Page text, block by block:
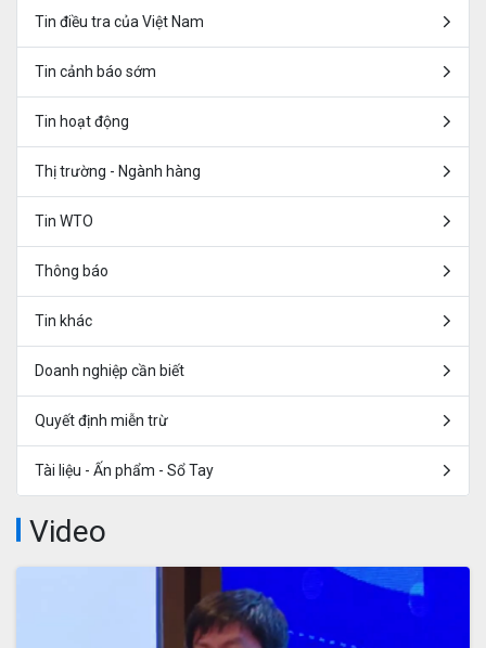
Tin điều tra của Việt Nam
Tin cảnh báo sớm
Tin hoạt động
Thị trường - Ngành hàng
Tin WTO
Thông báo
Tin khác
Doanh nghiệp cần biết
Quyết định miễn trừ
Tài liệu - Ấn phẩm - Sổ Tay
Video